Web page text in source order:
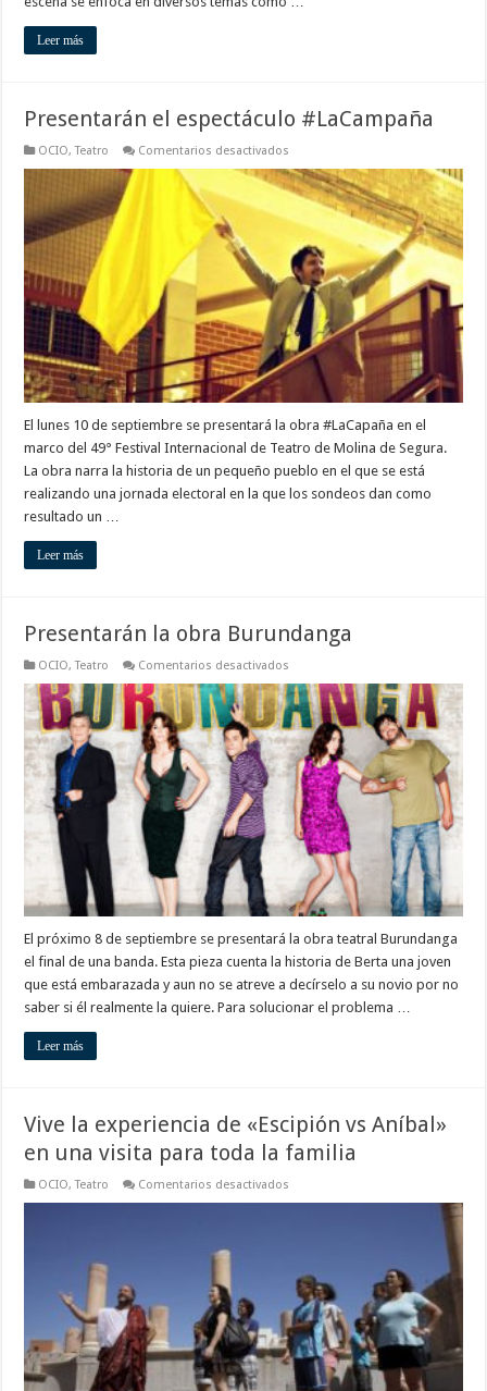
Leer más
Presentarán el espectáculo #LaCampaña
OCIO,Teatro Comentarios desactivados
el
espectáculo
#LaCampaña
El lunes 10 de septiembre se presentará la obra #LaCapaña en el
marco del 49° Festival Internacional de Teatro de Molina de Segura.
La obra narra la historia de un pequeño pueblo en el que se está
realizando una jornada electoral en la que los sondeos dan como
resultado un …
Leer más
Presentarán la obra Burundanga
OCIO,Teatro Comentarios desactivados
la
obra
Burundanga
El próximo 8 de septiembre se presentará la obra teatral Burundanga
el final de una banda. Esta pieza cuenta la historia de Berta una joven
que está embarazada y aun no se atreve a decírselo a su novio por no
saber si él realmente la quiere. Para solucionar el problema …
Leer más
Vive la experiencia de «Escipión vs Aníbal»
en una visita para toda la familia
OCIO,Teatro Comentarios desactivados
Aníbal»
en
una
visita
para
toda
la
familia